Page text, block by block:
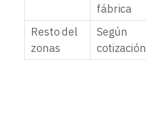
fábrica
Resto del
zonas
Según
cotización